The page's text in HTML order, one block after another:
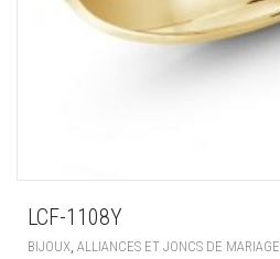
LCF-1108Y
BIJOUX ALLIANCES ET JONCS DE MARIAGE